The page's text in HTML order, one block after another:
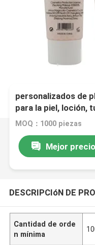
personalizados de
para la piel, loción,
embalaje de tubos
MOQ：1000 piezas
Mejor precio
DESCRIPCIóN DE
Cantidad de orde
n mínima